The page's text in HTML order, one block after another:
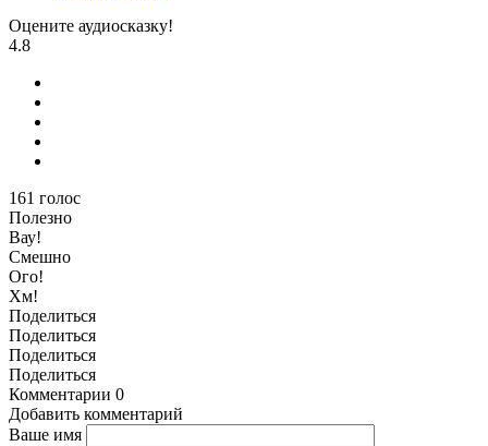
Оцените аудиосказку!
4.8
161 голос
Полезно
Вау!
Смешно
Ого!
Хм!
Поделиться
Поделиться
Поделиться
Поделиться
Комментарии 0
Добавить комментарий
Ваше имя